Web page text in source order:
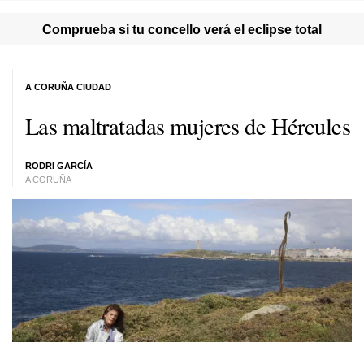
Comprueba si tu concello verá el eclipse total
Las maltratadas mujeres de Hércules
RODRI GARCÍA
A CORUÑA
A CORUÑA CIUDAD